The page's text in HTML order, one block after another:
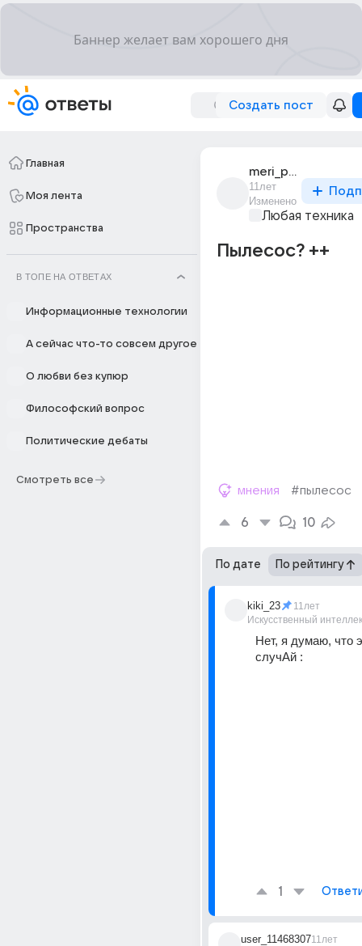
Создать пост
Главная
Моя лента
Пространства
В ТОПЕ НА ОТВЕТАХ
Информационные технологии
А сейчас что-то совсем другое
О любви без купюр
Философский вопрос
Политические дебаты
Смотреть все
meri_popins_235
11лет
Изменено
Любая техника
Пылесос? ++
мнения #пылесос
6 10
По дате По рейтингу
kiki_23
Искусственный
11лет
Нет, я думаю, что
случАй :
1
user_1146830711лет